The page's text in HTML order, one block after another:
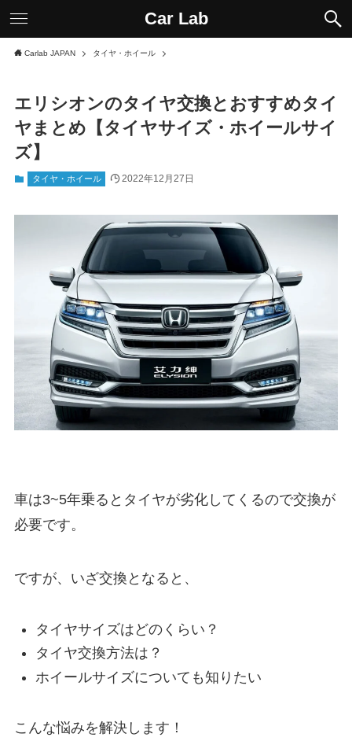
Car Lab
Carlab JAPAN タイヤ・ホイール
エリシオンのタイヤ交換とおすすめタイ
ヤまとめ【タイヤサイズ・ホイールサイ
ズ】
タイヤ・ホイール 2022年12月27日
車は3~5年乗るとタイヤが劣化してくるので交換が
必要です。
ですが、いざ交換となると、
タイヤサイズはどのくらい？
タイヤ交換方法は？
ホイールサイズについても知りたい
こんな悩みを解決します！